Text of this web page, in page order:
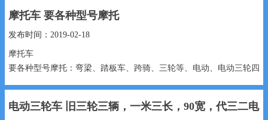
13363777278...
摩托车 要各种型号摩托
发布时间：2019-02-18
摩托车
要各种型号摩托：弯梁、踏板车、跨骑、三轮等、电动、电动三轮四
18888元 15530991888...
电动三轮车 旧三轮三辆，一米三长，90宽，代三二电